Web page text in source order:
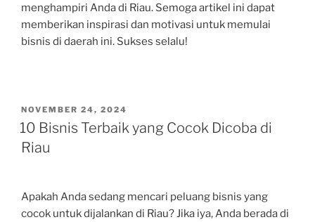
menghampiri Anda di Riau. Semoga artikel ini dapat
memberikan inspirasi dan motivasi untuk memulai
bisnis di daerah ini. Sukses selalu!
POSTED
ON
NOVEMBER 24, 2024
10 Bisnis Terbaik yang Cocok Dicoba di
Riau
Apakah Anda sedang mencari peluang bisnis yang
cocok untuk dijalankan di Riau? Jika iya, Anda berada di